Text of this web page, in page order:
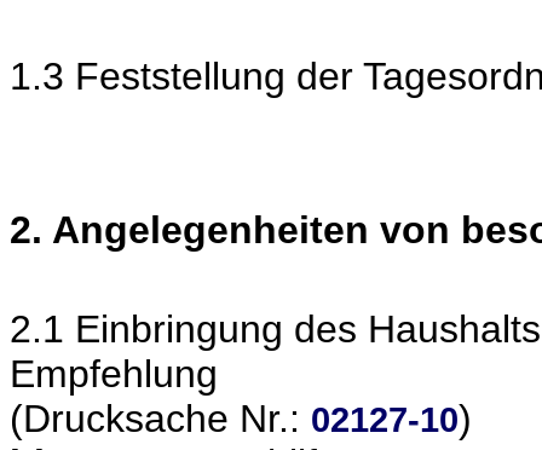
1.3 Feststellung der
2. Angelegenheiten von
2.1 Einbringung des
Empfehlung
(Drucksache Nr.: 02127-10)